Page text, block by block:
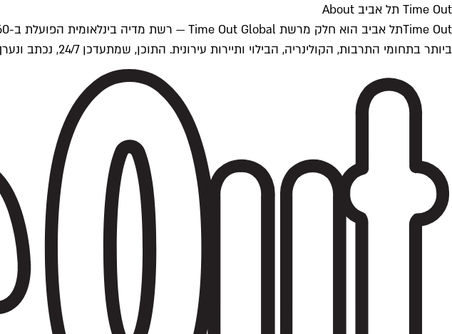
Time Out תל אביב About
ביותר בתחומי התרבות, הקולינריה, הבילוי ותיירות עירונית. התוכן, שמתעדכן 24/7, נכתב ונערך על ידי צוות עיתונאים מקצועי מקומי בישראל, בהתאם לסטנדרטים של Time Out העולמית.